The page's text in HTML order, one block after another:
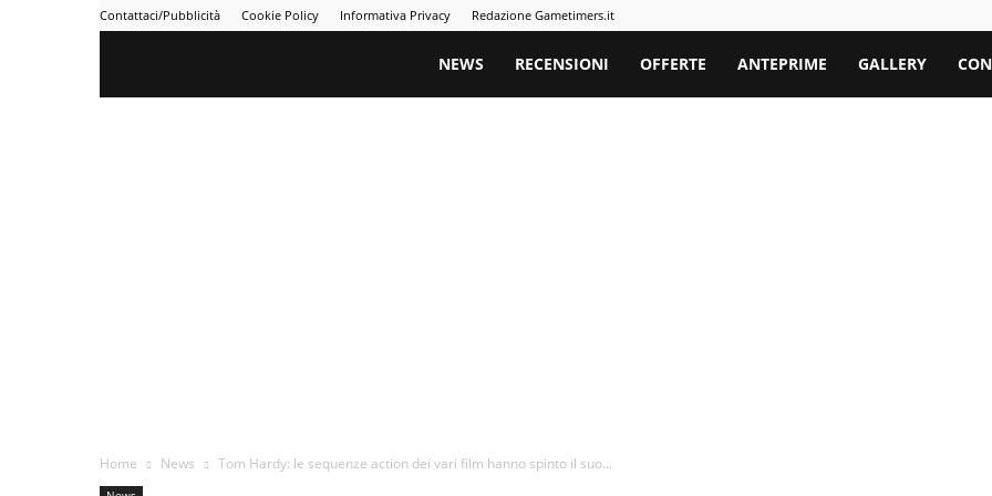
Contattaci/Pubblicità Cookie Policy Informativa Privacy Redazione Gametimers.it
Gametimers
NEWS RECENSIONI OFFERTE ANTEPRIME GALLERY
Home News Tom Hardy: le sequenze action dei vari film hanno spinto il suo...